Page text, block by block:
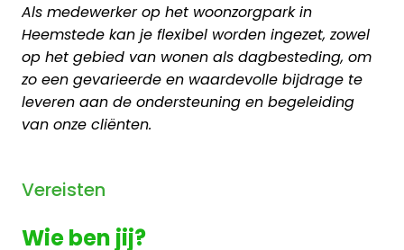
Als medewerker op het woonzorgpark in
Heemstede kan je flexibel worden ingezet, zowel
op het gebied van wonen als dagbesteding, om
zo een gevarieerde en waardevolle bijdrage te
leveren aan de ondersteuning en begeleiding
van onze cliënten.
Vereisten
Wie ben jij?